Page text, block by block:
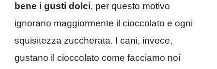
bene i gusti dolci, per questo motivo
ignorano maggiormente il cioccolato e ogni
squisitezza zuccherata. I cani, invece,
gustano il cioccolato come facciamo noi